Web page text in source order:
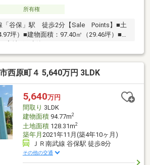
所有権
「谷保」駅 徒歩2分【Sale Points】■土
坪）■建物面積：97.40㎡（29.46坪）■構
西原町４ 5,640万円 3LDK
5,640万円
間取り 3LDK
建物面積94.77m2
土地面積128.31m2
築年月 2021年11月(築4年10ヶ月)
ＪＲ南武線 谷保駅 徒歩8分
その他の交通